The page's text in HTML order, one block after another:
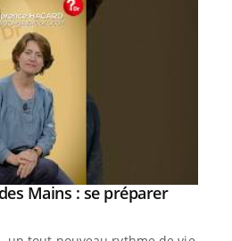
Mains : se préparer